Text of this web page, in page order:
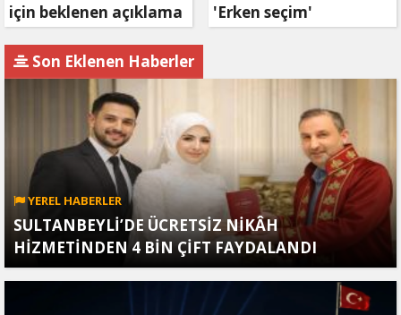
için beklenen açıklama
'Erken seçim'
Son Eklenen Haberler
YEREL HABERLER
SULTANBEYLİ’DE ÜCRETSİZ NİKÂH
HİZMETİNDEN 4 BİN ÇİFT FAYDALANDI